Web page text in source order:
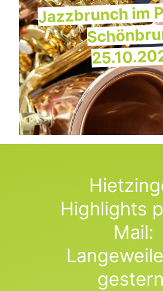
Jazzbrunch im
Highlights
Mail: